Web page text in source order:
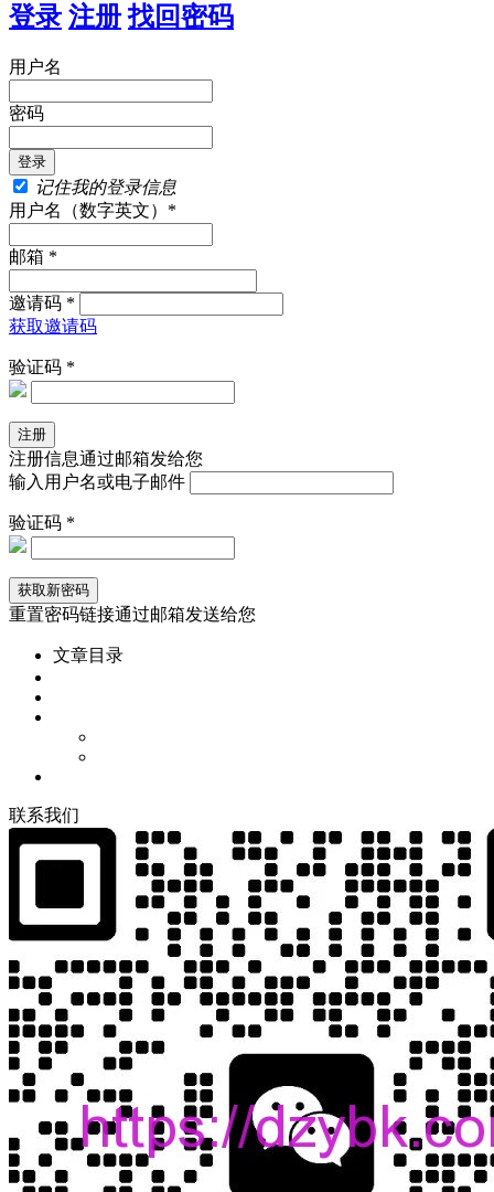
登录 注册 找回密码
用户名
密码
记住我的登录信息
用户名（数字英文）*
邮箱 *
邀请码 *
获取邀请码
验证码 *
注册信息通过邮箱发给您
输入用户名或电子邮件
验证码 *
重置密码链接通过邮箱发送给您
文章目录
联系我们